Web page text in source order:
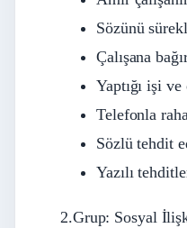
Sözünü
Çalışana
Yaptığı işi
Telefonla
Sözlü tehdit
Yazılı
2.Grup: Sosyal